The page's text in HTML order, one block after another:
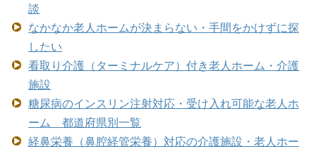
談
なかなか老人ホームが決まらない・手間をかけずに探
したい
看取り介護（ターミナルケア）付き老人ホーム・介護
施設
糖尿病のインスリン注射対応・受け入れ可能な老人ホ
ーム 都道府県別一覧
経鼻栄養（鼻腔経管栄養）対応の介護施設・老人ホー